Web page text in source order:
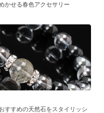
かせる春色アクセサリー
すすめの天然石をスタイリッシ